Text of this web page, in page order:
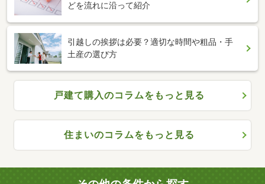
どを流れに沿って紹介
引越しの挨拶は必要？適切な時間や粗品・手
土産の選び方
戸建て購入のコラムをもっと見る
住まいのコラムをもっと見る